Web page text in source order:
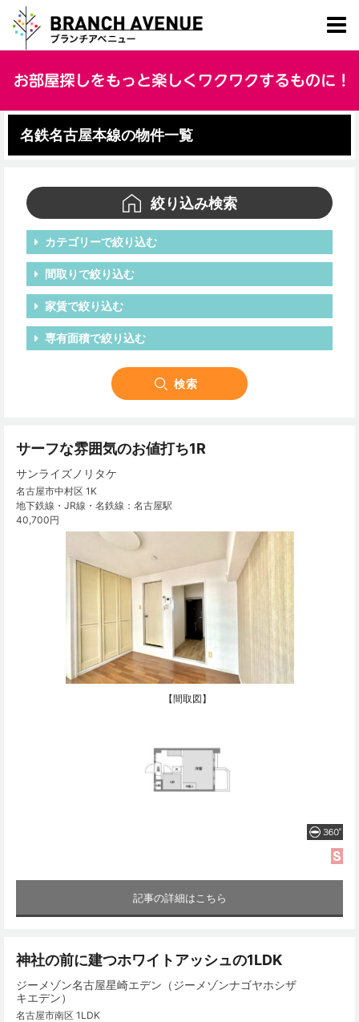
名鉄名古屋本線の物件一覧
絞り込み検索
カテゴリーで絞り込む
間取りで絞り込む
家賃で絞り込む
専有面積で絞り込む
サーフな雰囲気のお値打ち1R
サンライズノリタケ
名古屋市中村区 1K
地下鉄線・JR線・名鉄線：名古屋駅
40,700円
【間取図】
記事の詳細はこちら
神社の前に建つホワイトアッシュの1LDK
ジーメゾン名古屋星崎エデン（ジーメゾンナゴヤホシザ
キエデン）
名古屋市南区 1LDK